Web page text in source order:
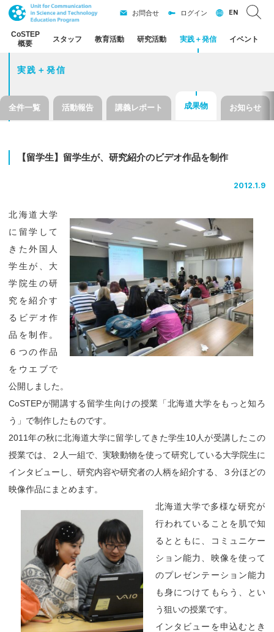
CoSTEP
概要
スタッフ 教育活動 研究活動 実践＋発信 イベント
お問合せ ログイン EN
実践＋発信
全件一覧 活動報告 講義レポート 成果物 お知らせ
【留学生】 留学生が、 研究紹介のビデオ作品を制作
2012.1.9
北海道大学
に留学して
きた外国人
学生が、大
学院生の研
究を紹介す
るビデオ作
品を制作。
６つの作品
をウエブで
公開しました。
CoSTEPが開講する留学生向けの授業「北海道大学をもっと知ろ
う」で制作したものです。
2011年の秋に北海道大学に留学してきた学生10人が受講したこの
授業では、２人一組で、実験動物を使って研究している大学院生に
インタビューし、研究内容や研究者の人柄を紹介する、３分ほどの
映像作品にまとめます。
北海道大学で多様な研究が
行われていることを肌で知
るとともに、コミュニケー
ション能力、映像を使って
のプレゼンテーション能力
も身につけてもらう、とい
う狙いの授業です。
インタビューを申込むとき